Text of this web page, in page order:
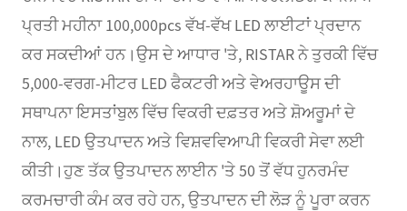
ਪ੍ਰਤੀ ਮਹੀਨਾ 100,000pcs ਵੱਖ-ਵੱਖ LED ਲਾਈਟਾਂ ਪ੍ਰਦਾਨ
ਕਰ ਸਕਦੀਆਂ ਹਨ।ਉਸ ਦੇ ਆਧਾਰ 'ਤੇ, RISTAR ਨੇ ਤੁਰਕੀ ਵਿੱਚ
5,000-ਵਰਗ-ਮੀਟਰ LED ਫੈਕਟਰੀ ਅਤੇ ਵੇਅਰਹਾਊਸ ਦੀ
ਸਥਾਪਨਾ ਇਸਤਾਂਬੁਲ ਵਿੱਚ ਵਿਕਰੀ ਦਫ਼ਤਰ ਅਤੇ ਸ਼ੋਅਰੂਮਾਂ ਦੇ
ਨਾਲ, LED ਉਤਪਾਦਨ ਅਤੇ ਵਿਸ਼ਵਵਿਆਪੀ ਵਿਕਰੀ ਸੇਵਾ ਲਈ
ਕੀਤੀ।ਹੁਣ ਤੱਕ ਉਤਪਾਦਨ ਲਾਈਨ 'ਤੇ 50 ਤੋਂ ਵੱਧ ਹੁਨਰਮੰਦ
ਕਰਮਚਾਰੀ ਕੰਮ ਕਰ ਰਹੇ ਹਨ, ਉਤਪਾਦਨ ਦੀ ਲੋੜ ਨੂੰ ਪੂਰਾ ਕਰਨ